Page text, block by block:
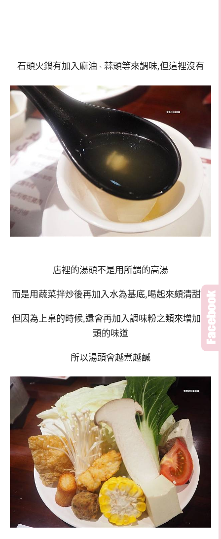
石頭火鍋有加入麻油 、 蒜頭等來調味,但這裡沒有
店裡的湯頭不是用所謂的高湯
而是用蔬菜拌炒後再加入水為基底,喝起來頗清甜的
但因為上桌的時候,還會再加入調味粉之類來增加湯
頭的味道
所以湯頭會越煮越鹹